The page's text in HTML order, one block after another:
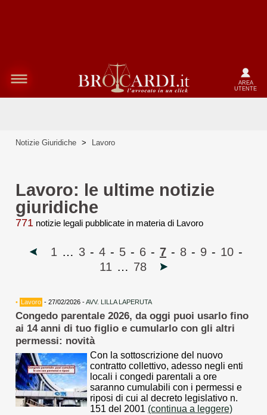
AREA
UTENTE
Notizie Giuridiche > Lavoro
Lavoro: le ultime notizie
giuridiche
771 notizie legali pubblicate in materia di Lavoro
1 … 3 - 4 - 5 - 6 - 7 - 8 - 9 - 10 -
11 … 78
• Lavoro - 27/02/2026 -AVV. LILLA LAPERUTA
Congedo parentale 2026, da oggi puoi usarlo fino
ai 14 anni di tuo figlio e cumularlo con gli altri
permessi: novità
Con la sottoscrizione del nuovo
contratto collettivo, adesso negli enti
locali i congedi parentali a ore
saranno cumulabili con i permessi e
riposi di cui al decreto legislativo n.
151 del 2001 (continua a leggere)